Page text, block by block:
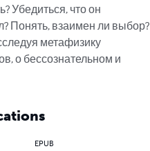
Убедиться, что он
Понять, взаимен ли выбор?
метафизику
о бессознательном и
EPUB